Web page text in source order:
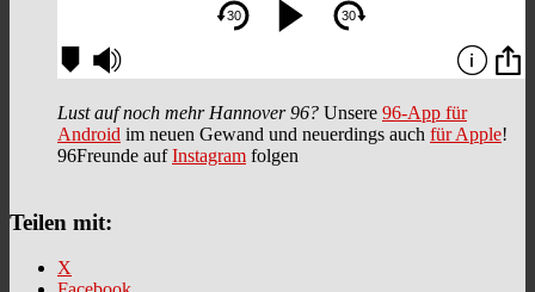
Lust auf noch mehr Hannover 96? Unsere 96-App für
Android im neuen Gewand und neuerdings auch für Apple!
96Freunde aufInstagram folgen
Teilen mit:
X